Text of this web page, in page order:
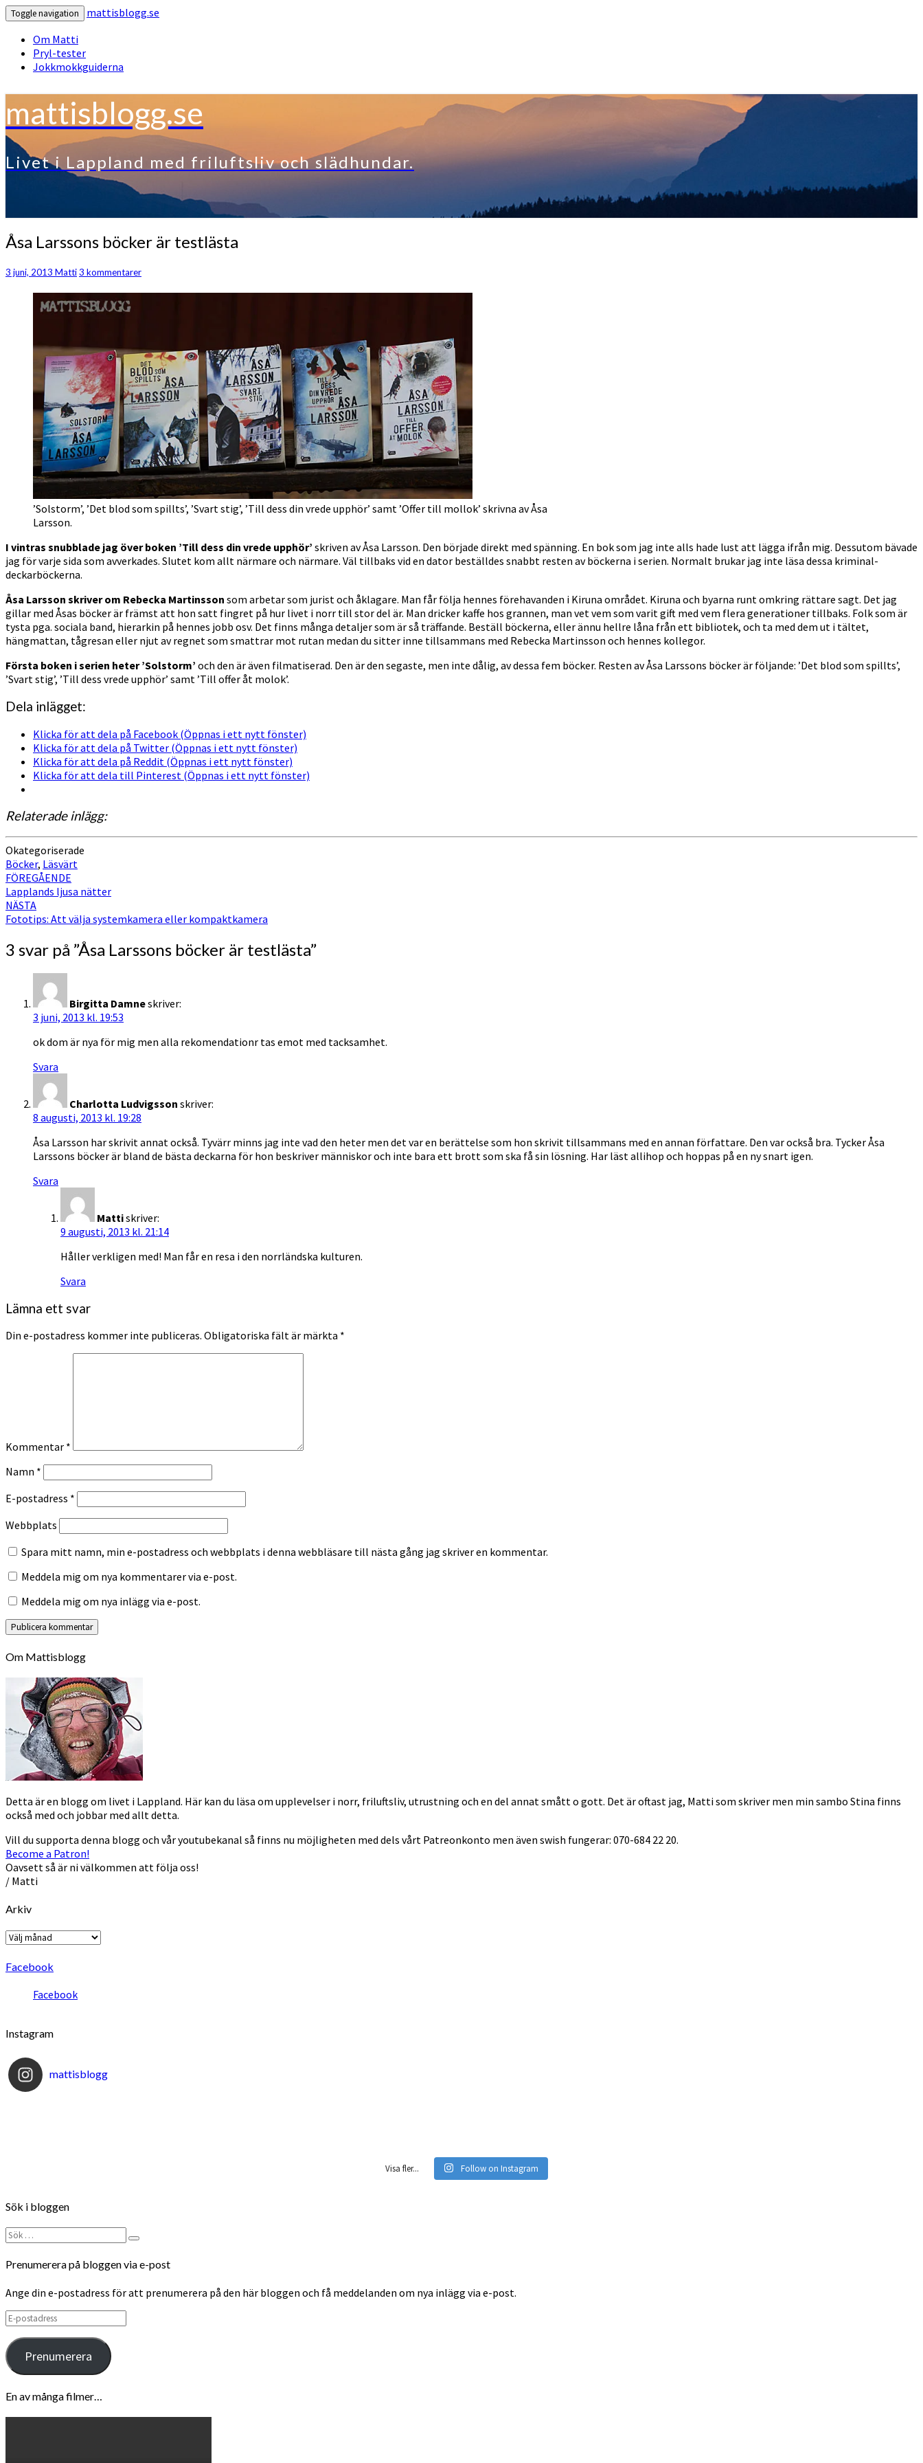
Toggle navigation
mattisblogg.se
Om Matti
Pryl-tester
Jokkmokkguiderna
mattisblogg.se
Livet i Lappland med friluftsliv och slädhundar.
Åsa
Larssons
är
testlästa
Åsa Larssons böcker är testlästa
3 juni, 2013 MattiKommentarer
3 kommentarer
’Solstorm’, ’Det blod som spillts’, ’Svart stig’, ’Till dess din vrede upphör’ samt ’Offer till mollok’ skrivna av Åsa
Larsson.
I vintras snubblade jag över boken ’Till dess din vrede upphör’ skriven av Åsa Larsson. Den började direkt med spänning. En bok som jag inte alls hade lust att lägga ifrån mig. Dessutom bävade
jag för varje sida som avverkades. Slutet kom allt närmare och närmare. Väl tillbaks vid en dator beställdes snabbt resten av böckerna i serien. Normalt brukar jag inte läsa dessa kriminal-
deckarböckerna.
Åsa Larsson skriver om Rebecka Martinsson som arbetar som jurist och åklagare. Man får följa hennes förehavanden i Kiruna området. Kiruna och byarna runt omkring rättare sagt. Det jag
gillar med Åsas böcker är främst att hon satt fingret på hur livet i norr till stor del är. Man dricker kaffe hos grannen, man vet vem som varit gift med vem flera generationer tillbaks. Folk som är
tysta pga. sociala band, hierarkin på hennes jobb osv. Det finns många detaljer som är så träffande. Beställ böckerna, eller ännu hellre låna från ett bibliotek, och ta med dem ut i tältet,
hängmattan, tågresan eller njut av regnet som smattrar mot rutan medan du sitter inne tillsammans med Rebecka Martinsson och hennes kollegor.
Första boken i serien heter ’Solstorm’ och den är även filmatiserad. Den är den segaste, men inte dålig, av dessa fem böcker. Resten av Åsa Larssons böcker är följande: ’Det blod som spillts’,
’Svart stig’, ’Till dess vrede upphör’ samt ’Till offer åt molok’.
Dela inlägget:
Klicka för att dela på Facebook (Öppnas i ett nytt fönster)
Klicka för att dela på Twitter (Öppnas i ett nytt fönster)
Klicka för att dela på Reddit (Öppnas i ett nytt fönster)
Klicka för att dela till Pinterest (Öppnas i ett nytt fönster)
Relaterade inlägg:
Okategoriserade
Böcker, Läsvärt
Inläggsnavigering
FÖREGÅENDE
Lapplands ljusa nätter
NÄSTA
Fototips: Att välja systemkamera eller kompaktkamera
3 svar på ”Åsa Larssons böcker är testlästa”
Birgitta Damneskriver:
3 juni, 2013 kl. 19:53
ok dom är nya för mig men alla rekomendationr tas emot med tacksamhet.
Svara
Charlotta Ludvigsson skriver:
8 augusti, 2013 kl. 19:28
Åsa Larsson har skrivit annat också. Tyvärr minns jag inte vad den heter men det var en berättelse som hon skrivit tillsammans med en annan författare. Den var också bra. Tycker Åsa
Larssons böcker är bland de bästa deckarna för hon beskriver människor och inte bara ett brott som ska få sin lösning. Har läst allihop och hoppas på en ny snart igen.
Svara
Mattiskriver:
9 augusti, 2013 kl. 21:14
Håller verkligen med! Man får en resa i den norrländska kulturen.
Svara
Lämna ett svar
Din e-postadress kommer inte publiceras. Obligatoriska fält är märkta *
Kommentar *
Namn *
E-postadress *
Webbplats
Spara mitt namn, min e-postadress och webbplats i denna webbläsare till nästa gång jag skriver en kommentar.
Meddela mig om nya kommentarer via e-post.
Meddela mig om nya inlägg via e-post.
Om Mattisblogg
Detta är en blogg om livet i Lappland. Här kan du läsa om upplevelser i norr, friluftsliv, utrustning och en del annat smått o gott. Det är oftast jag, Matti som skriver men min sambo Stina finns
också med och jobbar med allt detta.
Vill du supporta denna blogg och vår youtubekanal så finns nu möjligheten med dels vårt Patreonkonto men även swish fungerar: 070-684 22 20.
Become a Patron!
Oavsett så är ni välkommen att följa oss!
/ Matti
Arkiv
Arkiv
Facebook
Facebook
Instagram
mattisblogg
Visa fler... Follow on Instagram
Sök i bloggen
Sök
efter:
Sök
Prenumerera på bloggen via e-post
Ange din e-postadress för att prenumerera på den här bloggen och få meddelanden om nya inlägg via e-post.
E-
postadress
Prenumerera
En av många filmer…